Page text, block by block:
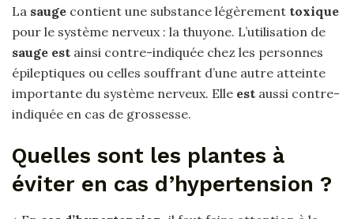
La sauge contient une substance légèrement toxique
pour le système nerveux : la thuyone. L’utilisation de
sauge est ainsi contre-indiquée chez les personnes
épileptiques ou celles souffrant d’une autre atteinte
importante du système nerveux. Elle est aussi contre-
indiquée en cas de grossesse.
Quelles sont les plantes à
éviter en cas d’hypertension ?